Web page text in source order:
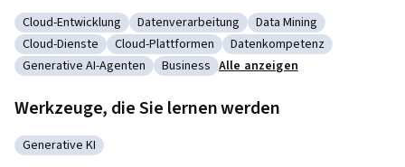
Kategorie: Cloud-Entwicklung
Cloud-Entwicklung Kategorie: Datenverarbeitung
Datenverarbeitung Kategorie: Data Mining
Data Mining
Kategorie: Cloud-Dienste
Cloud-Dienste Kategorie: Cloud-Plattformen
Cloud-Plattformen Kategorie:
Datenkompetenz
Kategorie: Generative AI-Agenten
Generative AI-Agenten Kategorie: Business
Business Alle anzeigen
Werkzeuge, die Sie lernen werden
Kategorie: Generative KI
Generative KI